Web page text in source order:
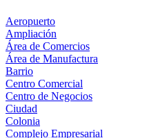
Aeropuerto
Ampliación
Área de Comercios
Área de Manufactura
Barrio
Centro Comercial
Centro de Negocios
Ciudad
Colonia
Complejo Empresarial